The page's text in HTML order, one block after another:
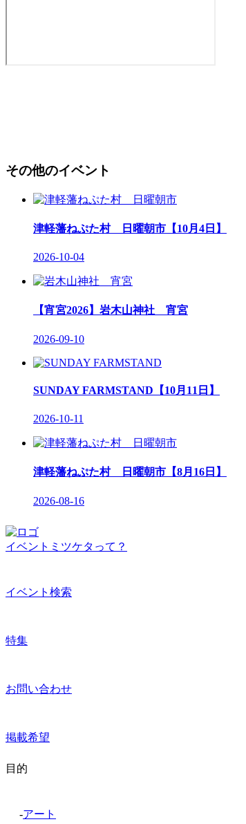
その他のイベント
津軽藩ねぷた村 日曜朝市【10月4日】
2026-10-04
【宵宮2026】岩木山神社 宵宮
2026-09-10
SUNDAY FARMSTAND【10月11日】
2026-10-11
津軽藩ねぷた村 日曜朝市【8月16日】
2026-08-16
イベントミツケタって？
イベント検索
特集
お問い合わせ
掲載希望
目的
-アート